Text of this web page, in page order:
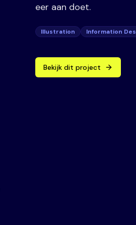
eer aan doet.
Illustration Information
Bekijk dit project